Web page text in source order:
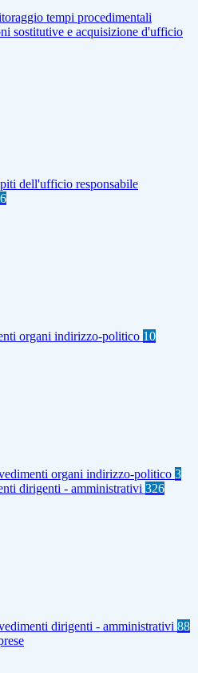
tempi procedimentali
sostitutive e acquisizione d'ufficio
dell'ufficio responsabile
organi indirizzo-politico 10
organi indirizzo-politico 3
dirigenti - amministrativi 326
dirigenti - amministrativi 88